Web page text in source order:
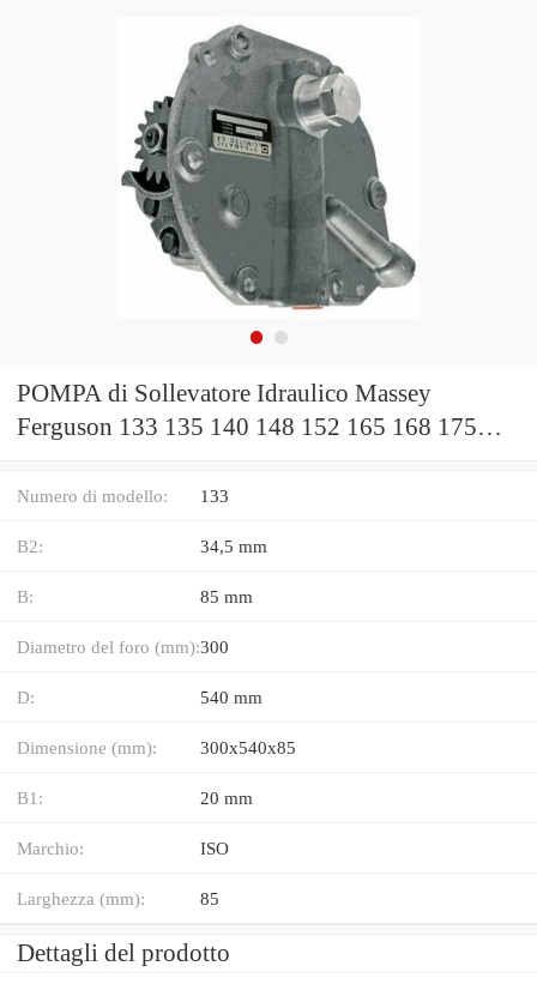
POMPA di Sollevatore Idraulico Massey
Ferguson 133 135 140 148 152 165 168 175
Numero di modello: 133
B2: 34,5 mm
B: 85 mm
Diametro del foro (mm):300
D: 540 mm
Dimensione (mm): 300x540x85
B1: 20 mm
Marchio: ISO
Larghezza (mm): 85
Dettagli del prodotto